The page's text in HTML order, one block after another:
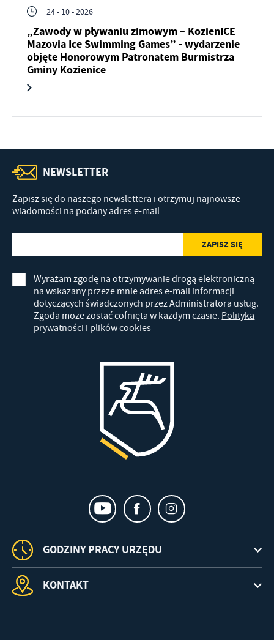
24 - 10 - 2026
„Zawody w pływaniu zimowym – KozienICE
Mazovia Ice Swimming Games” - wydarzenie
objęte Honorowym Patronatem Burmistrza
Gminy Kozienice
NEWSLETTER
Zapisz się do naszego newslettera i otrzymuj najnowsze
wiadomości na podany adres e-mail
Wyrażam zgodę na otrzymywanie drogą elektroniczną
na wskazany przeze mnie adres e-mail informacji
dotyczących świadczonych przez Administratora usług.
Zgoda może zostać cofnięta w każdym czasie. Polityka
prywatności i plików cookies
GODZINY PRACY URZĘDU
KONTAKT